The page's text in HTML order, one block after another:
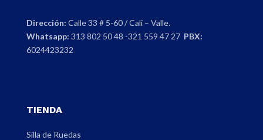
Dirección: Calle 33 # 5-60 / Cali – Valle.
Whatsapp: 313 802 50 48 -321 559 47 27 PBX:
6024423232
TIENDA
Silla de Ruedas